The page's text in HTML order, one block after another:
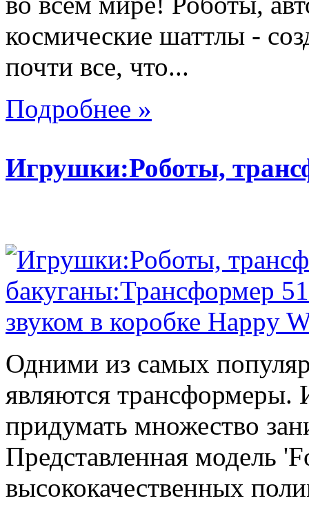
космические шаттлы -
почти все, что...
Подробнее »
Игрушки:Роботы,
Одними из самых
являются
придумать множество
Представленная модель
высококачественных